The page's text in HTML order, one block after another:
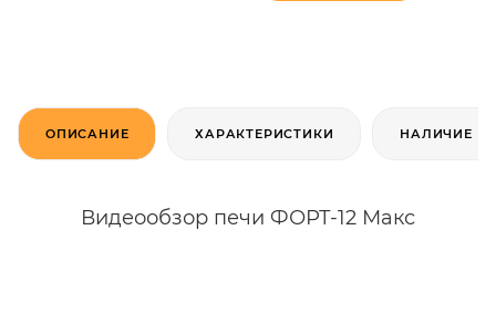
ОПИСАНИЕ ХАРАКТЕРИСТИКИ НАЛИЧИЕ
Видеообзор печи ФОРТ-12 Макс